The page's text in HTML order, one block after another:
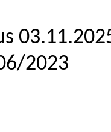
2023